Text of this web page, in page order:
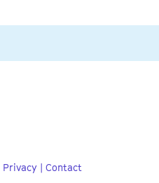
Privacy | Contact